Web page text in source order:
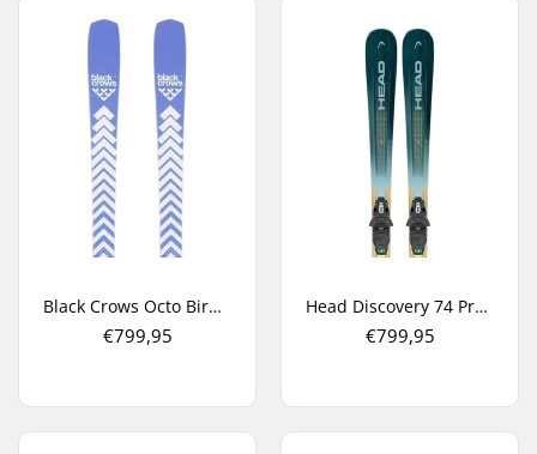
Black Crows Octo Birdie All Mountain Ski's
€799,95
Head Discovery 74 Pro + Protector 11 GW All Mountain Ski's
€799,95